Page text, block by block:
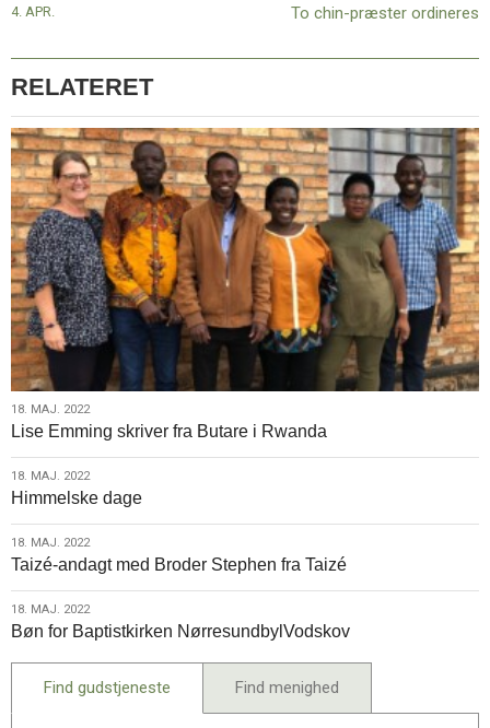
To chin-præster ordineres
4. APR.
RELATERET
18.
maj.
2022
18. MAJ. 2022
Lise Emming skriver fra Butare i Rwanda
18.
maj.
2022
18. MAJ. 2022
Himmelske dage
18.
maj.
2022
18. MAJ. 2022
Taizé-andagt med Broder Stephen fra Taizé
18.
maj.
2022
18. MAJ. 2022
Bøn for Baptistkirken NørresundbylVodskov
Find gudstjeneste Find menighed